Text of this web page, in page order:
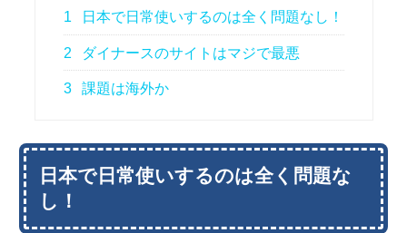
1 日本で日常使いするのは全く問題なし！
2 ダイナースのサイトはマジで最悪
3 課題は海外か
日本で日常使いするのは全く問題な
し！